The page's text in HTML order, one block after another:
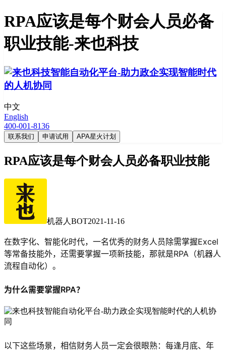
RPA应该是每个财会人员必备
职业技能-来也科技
中文
English
400-001-8136
联系我们 申请试用 APA星火计划
RPA应该是每个财会人员必备职业技能
机器人BOT2021-11-16
在数字化、智能化时代，一名优秀的财务人员除需掌握Excel
等常备技能外，还需要掌握一项新技能，那就是RPA（机器人
流程自动化）。
为什么需要掌握RPA？
以下这些场景，相信财务人员一定会很眼熟：每逢月底、年